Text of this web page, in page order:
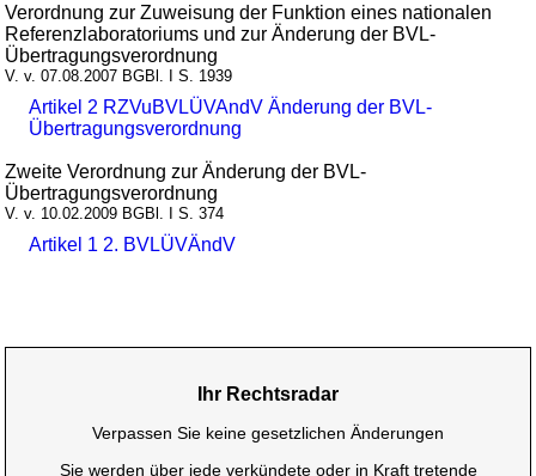
Verordnung zur Zuweisung der Funktion eines nationalen
Referenzlaboratoriums und zur Änderung der BVL-
Übertragungsverordnung
V. v. 07.08.2007 BGBl. I S. 1939
Artikel 2 RZVuBVLÜVAndV Änderung der BVL-
Übertragungsverordnung
Zweite Verordnung zur Änderung der BVL-
Übertragungsverordnung
V. v. 10.02.2009 BGBl. I S. 374
Artikel 1 2. BVLÜVÄndV
Ihr Rechtsradar
Verpassen Sie keine gesetzlichen Änderungen
Sie werden über jede verkündete oder in Kraft tretende